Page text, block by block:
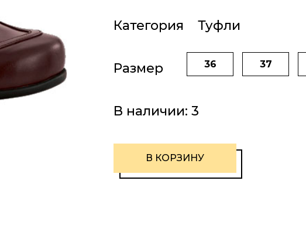
Категория Туфли
Размер 36 37
В наличии: 3
В КОРЗИНУ